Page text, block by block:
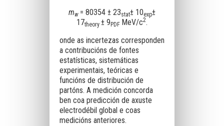
mw = 80354 ± 23stat± 10exp±
17theory ± 9 PDF MeV/c2.
onde as incertezas corresponden
a contribucións de fontes
estatísticas, sistemáticas
experimentais, teóricas e
funcións de distribución de
partóns. A medición concorda
ben coa predicción de axuste
electrodébil global e coas
medicións anteriores.